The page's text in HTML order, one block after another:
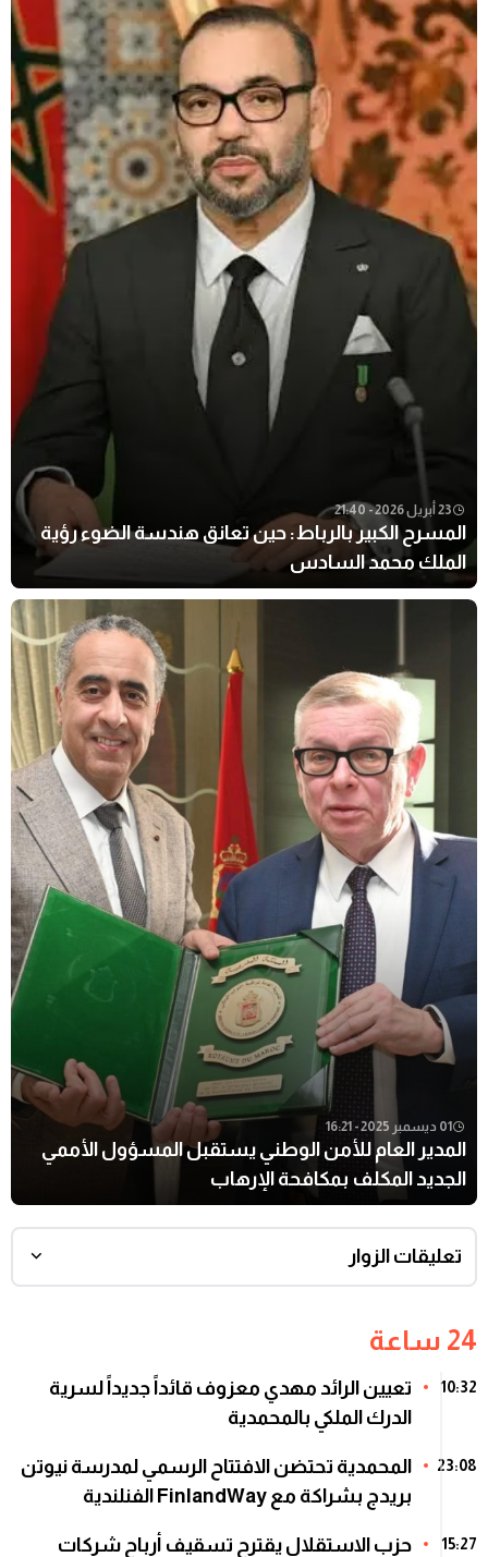
23 أبريل 2026 - 21:40
المسرح الكبير بالرباط: حين تعانق هندسة الضوء رؤية
الملك محمد السادس
01 ديسمبر 2025 - 16:21
المدير العام للأمن الوطني يستقبل المسؤول الأممي
الجديد المكلف بمكافحة الإرهاب
تعليقات الزوار
24 ساعة
10:32
تعيين الرائد مهدي معزوف قائداً جديداً لسرية
الدرك الملكي بالمحمدية
23:08
المحمدية تحتضن الافتتاح الرسمي لمدرسة نيوتن
بريدج بشراكة مع FinlandWay الفنلندية
15:27
حزب الاستقلال يقترح تسقيف أرباح شركات